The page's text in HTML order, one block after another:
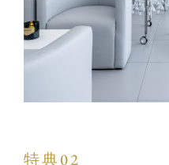
特典02